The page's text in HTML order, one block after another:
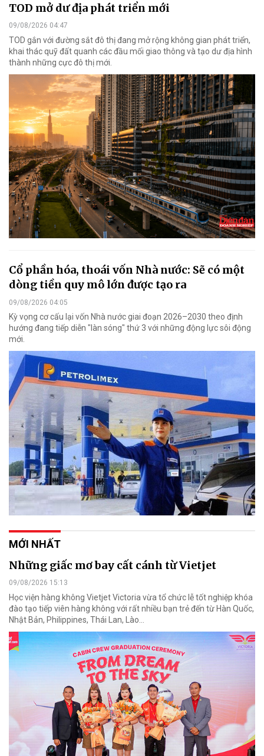
TOD mở dư địa phát triển mới
09/08/2026 04:47
TOD gắn với đường sắt đô thị đang mở rộng không gian phát triển,
khai thác quỹ đất quanh các đầu mối giao thông và tạo dư địa hình
thành những cực đô thị mới.
Cổ phần hóa, thoái vốn Nhà nước: Sẽ có một
dòng tiền quy mô lớn được tạo ra
09/08/2026 04:05
Kỳ vọng cơ cấu lại vốn Nhà nước giai đoạn 2026–2030 theo định
hướng đang tiếp diễn "làn sóng" thứ 3 với những động lực sôi động
mới.
MỚI NHẤT
Những giấc mơ bay cất cánh từ Vietjet
09/08/2026 15:13
Học viện hàng không Vietjet Victoria vừa tổ chức lễ tốt nghiệp khóa
đào tạo tiếp viên hàng không với rất nhiều bạn trẻ đến từ Hàn Quốc,
Nhật Bản, Philippines, Thái Lan, Lào…